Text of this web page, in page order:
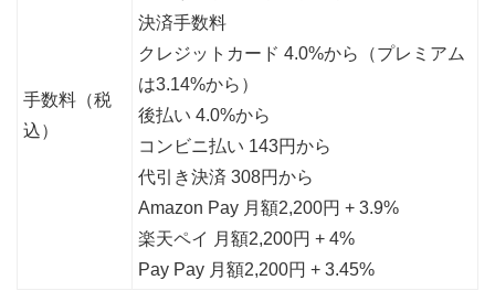
手数料（税
込）
決済手数料
クレジットカード 4.0%から（プレミアム
は3.14%から）
後払い 4.0%から
コンビニ払い 143円から
代引き決済 308円から
Amazon Pay 月額2,200円 + 3.9%
楽天ペイ 月額2,200円 + 4%
Pay Pay 月額2,200円 + 3.45%